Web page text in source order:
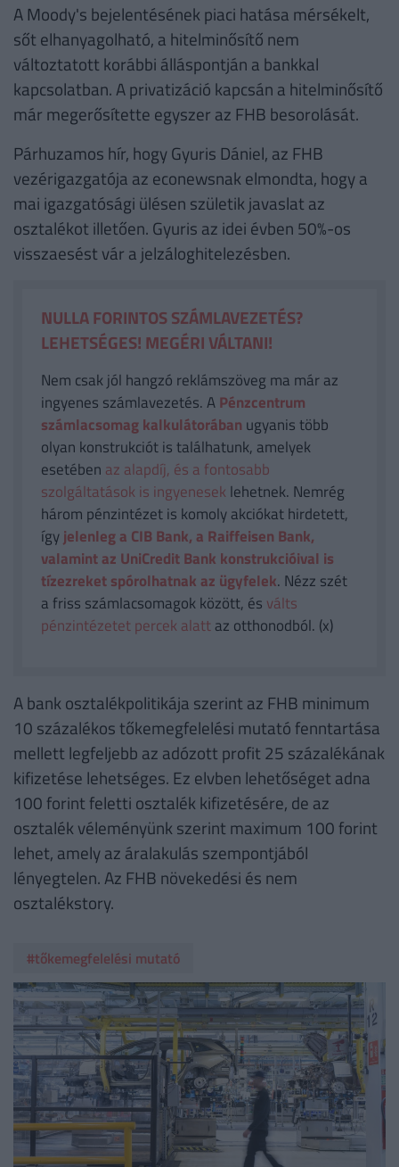
A Moody's bejelentésének piaci hatása mérsékelt,
sőt elhanyagolható, a hitelminősítő nem
változtatott korábbi álláspontján a bankkal
kapcsolatban. A privatizáció kapcsán a hitelminősítő
már megerősítette egyszer az FHB besorolását.
Párhuzamos hír, hogy Gyuris Dániel, az FHB
vezérigazgatója az econewsnak elmondta, hogy a
mai igazgatósági ülésen születik javaslat az
osztalékot illetően. Gyuris az idei évben 50%-os
visszaesést vár a jelzáloghitelezésben.
NULLA FORINTOS SZÁMLAVEZETÉS?
LEHETSÉGES! MEGÉRI VÁLTANI!
Nem csak jól hangzó reklámszöveg ma már az
ingyenes számlavezetés. APénzcentrum
számlacsomag kalkulátorában ugyanis több
olyan konstrukciót is találhatunk, amelyek
esetében az alapdíj, és a fontosabb
szolgáltatások is ingyenesek lehetnek. Nemrég
három pénzintézet is komoly akciókat hirdetett,
ígyjelenleg a CIB Bank, a Raiffeisen Bank,
valamint az UniCredit Bank konstrukcióival is
tízezreket spórolhatnak az ügyfelek. Nézz szét
a friss számlacsomagok között, és válts
pénzintézetet percek alattaz otthonodból. (x)
A bank osztalékpolitikája szerint az FHB minimum
10 százalékos tőkemegfelelési mutató fenntartása
mellett legfeljebb az adózott profit 25 százalékának
kifizetése lehetséges. Ez elvben lehetőséget adna
100 forint feletti osztalék kifizetésére, de az
osztalék véleményünk szerint maximum 100 forint
lehet, amely az áralakulás szempontjából
lényegtelen. Az FHB növekedési és nem
osztalékstory.
#tőkemegfelelési mutató